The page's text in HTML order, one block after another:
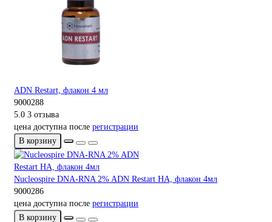
ADN Restart, флакон 4 мл
9000288
5.0 3 отзыва
цена доступна после регистрации
В корзину
Nucleospire DNA-RNA 2% ADN Restart HA, флакон 4мл
9000286
цена доступна после регистрации
В корзину